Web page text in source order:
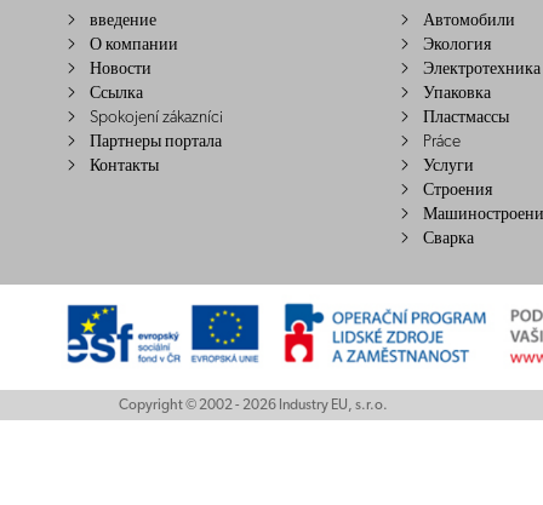
введение
О компании
Новости
Ссылка
Spokojení zákazníci
Партнеры портала
Контакты
Автомобили
Экология
Электротехника
Упаковка
Пластмассы
Práce
Услуги
Строения
Сварка
Copyright © 2002 - 2026 Industry EU, s.r.o.